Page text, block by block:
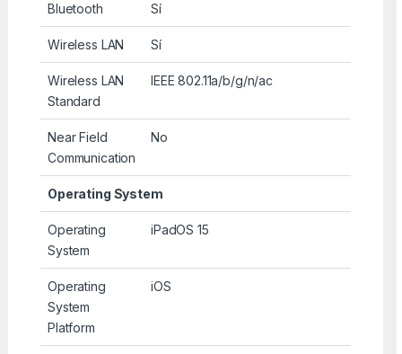
Bluetooth Sí
Wireless LAN Sí
Wireless LAN
Standard
IEEE 802.11a/b/g/n/ac
Near Field
Communication
No
Operating System
Operating
System
iPadOS 15
Operating
System
Platform
iOS